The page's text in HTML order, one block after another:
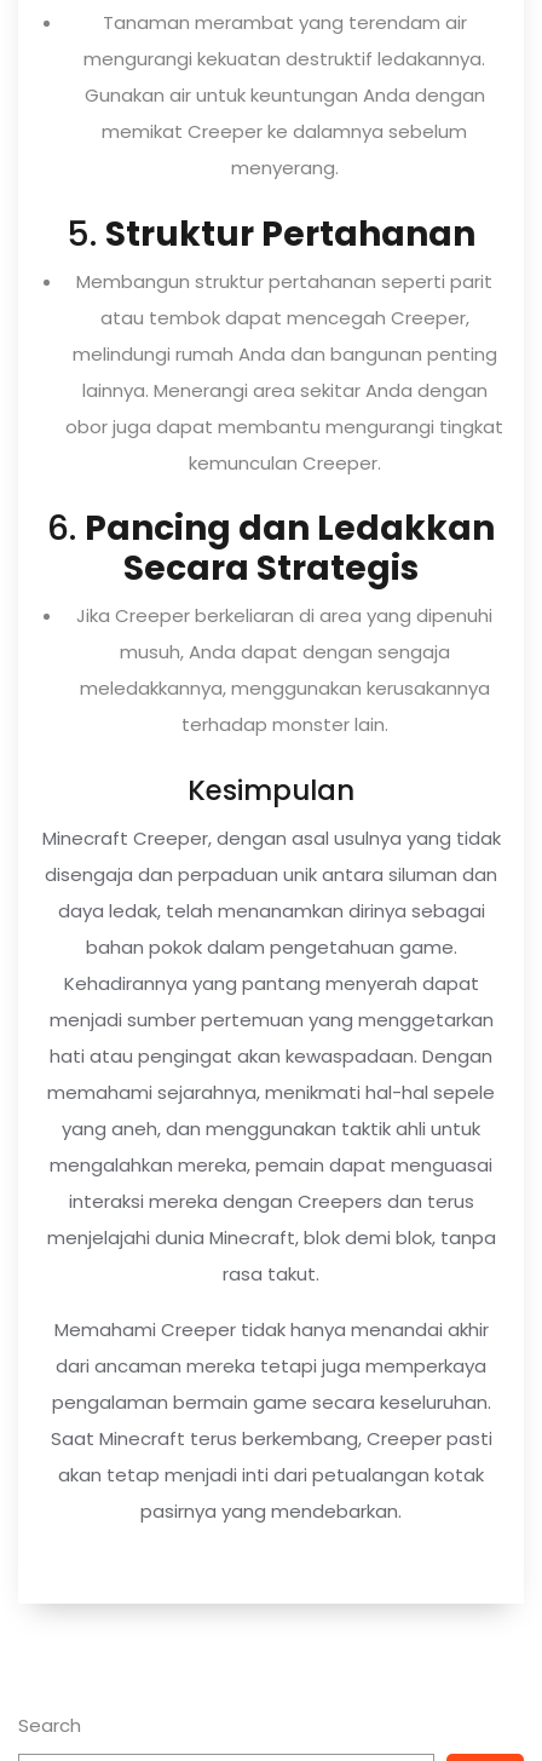
Tanaman merambat yang terendam air
mengurangi kekuatan destruktif ledakannya.
Gunakan air untuk keuntungan Anda dengan
memikat Creeper ke dalamnya sebelum
menyerang.
5. Struktur Pertahanan
Membangun struktur pertahanan seperti parit
atau tembok dapat mencegah Creeper,
melindungi rumah Anda dan bangunan penting
lainnya. Menerangi area sekitar Anda dengan
obor juga dapat membantu mengurangi tingkat
kemunculan Creeper.
6. Pancing dan Ledakkan
Secara Strategis
Jika Creeper berkeliaran di area yang dipenuhi
musuh, Anda dapat dengan sengaja
meledakkannya, menggunakan kerusakannya
terhadap monster lain.
Kesimpulan
Minecraft Creeper, dengan asal usulnya yang tidak
disengaja dan perpaduan unik antara siluman dan
daya ledak, telah menanamkan dirinya sebagai
bahan pokok dalam pengetahuan game.
Kehadirannya yang pantang menyerah dapat
menjadi sumber pertemuan yang menggetarkan
hati atau pengingat akan kewaspadaan. Dengan
memahami sejarahnya, menikmati hal-hal sepele
yang aneh, dan menggunakan taktik ahli untuk
mengalahkan mereka, pemain dapat menguasai
interaksi mereka dengan Creepers dan terus
menjelajahi dunia Minecraft, blok demi blok, tanpa
rasa takut.
Memahami Creeper tidak hanya menandai akhir
dari ancaman mereka tetapi juga memperkaya
pengalaman bermain game secara keseluruhan.
Saat Minecraft terus berkembang, Creeper pasti
akan tetap menjadi inti dari petualangan kotak
pasirnya yang mendebarkan.
Search